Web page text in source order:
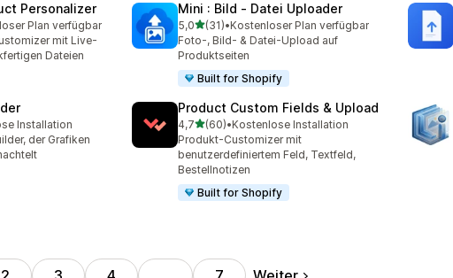
Personalizer
Plan verfügbar
mit Live-
Dateien
Mini : Bild ‑ Datei Uploader
5,0von 5 Sternen
(31)
31 Rezensionen insgesamt
•Kostenloser Plan verfügbar
Foto-, Bild- & Datei-Upload auf
Produktseiten
Built for Shopify
Installation
der Grafiken
Product Custom Fields & Upload
4,7von 5 Sternen
(60)
60 Rezensionen insgesamt
•Kostenlose Installation
Produkt-Customizer mit
benutzerdefiniertem Feld, Textfeld,
Bestellnotizen
Built for Shopify